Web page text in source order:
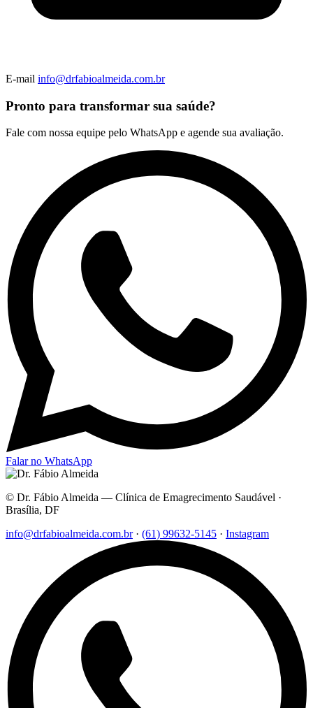
E-mail info@drfabioalmeida.com.br
Pronto para transformar sua saúde?
Fale com nossa equipe pelo WhatsApp e agende sua avaliação.
Falar no WhatsApp
© Dr. Fábio Almeida — Clínica de Emagrecimento Saudável ·
Brasília, DF
info@drfabioalmeida.com.br · (61) 99632-5145 · Instagram